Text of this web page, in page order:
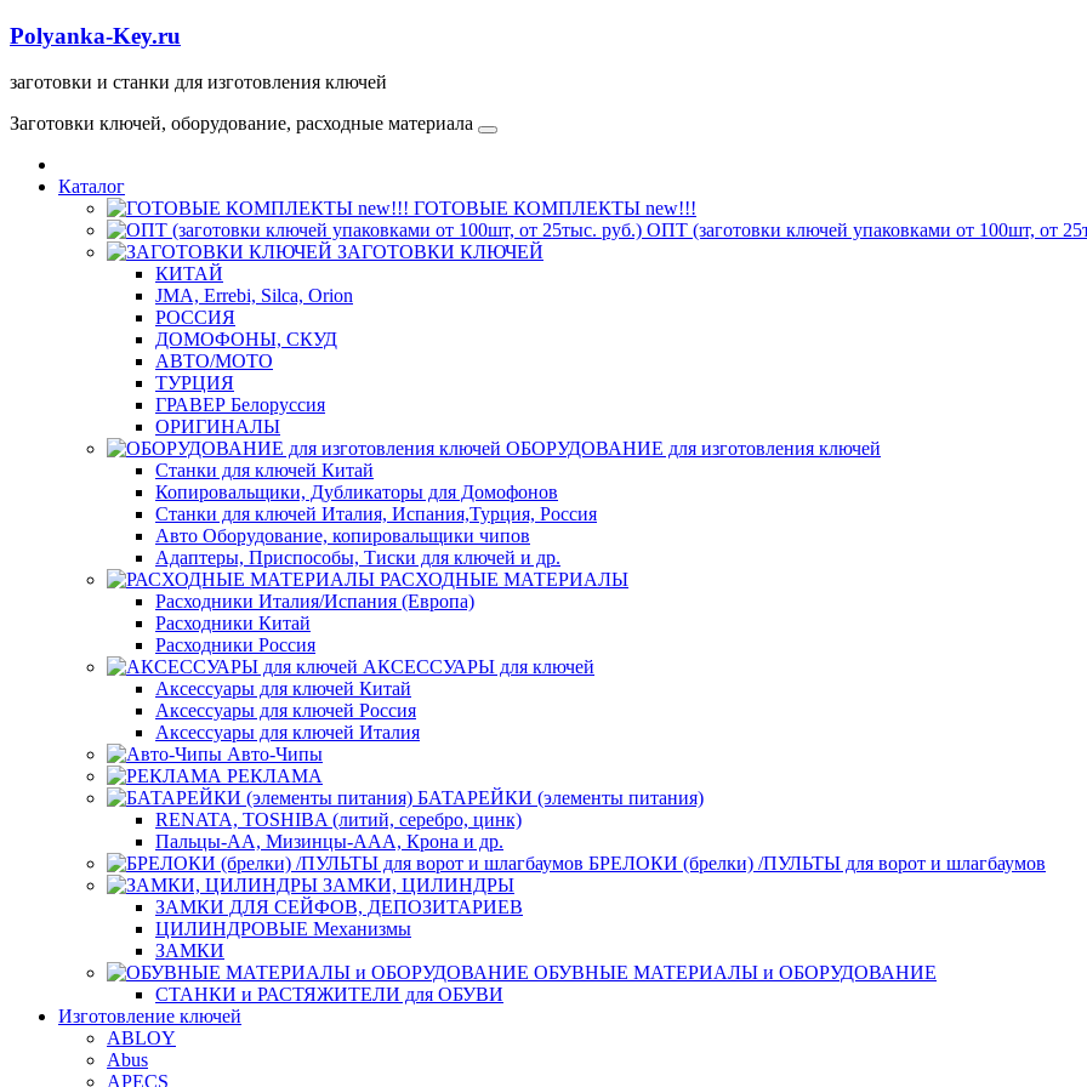
Polyanka-Key.ru
заготовки и станки для изготовления ключей
Заготовки ключей, оборудование, расходные материала
Каталог
ГОТОВЫЕ КОМПЛЕКТЫ new!!!
ОПТ (заготовки ключей упаковками от 100шт, от
ЗАГОТОВКИ КЛЮЧЕЙ
КИТАЙ
JMA, Errebi, Silca, Orion
РОССИЯ
ДОМОФОНЫ, СКУД
ABTO/МОТО
ТУРЦИЯ
ГРАВЕР Белоруссия
ОРИГИНАЛЫ
ОБОРУДОВАНИЕ для изготовления ключей
Станки для ключей Китай
Копировальщики, Дубликаторы для Домофонов
Станки для ключей Италия, Испания,Турция, Россия
Авто Оборудование, копировальщики чипов
Адаптеры, Приспособы, Тиски для ключей и др.
РАСХОДНЫЕ МАТЕРИАЛЫ
Расходники Италия/Испания (Европа)
Расходники Китай
Расходники Россия
АКСЕССУАРЫ для ключей
Аксессуары для ключей Китай
Аксессуары для ключей Россия
Аксессуары для ключей Италия
Авто-Чипы
РЕКЛАМА
БАТАРЕЙКИ (элементы питания)
RENATA, TOSHIBA (литий, серебро, цинк)
Пальцы-АА, Мизинцы-ААА, Крона и др.
БРЕЛОКИ (брелки) /ПУЛЬТЫ для ворот и шлагбаумов
ЗАМКИ, ЦИЛИНДРЫ
ЗАМКИ ДЛЯ СЕЙФОВ, ДЕПОЗИТАРИЕВ
ЦИЛИНДРОВЫЕ Механизмы
ЗАМКИ
ОБУВНЫЕ МАТЕРИАЛЫ и ОБОРУДОВАНИЕ
СТАНКИ и РАСТЯЖИТЕЛИ для ОБУВИ
Изготовление ключей
ABLOY
Abus
APECS